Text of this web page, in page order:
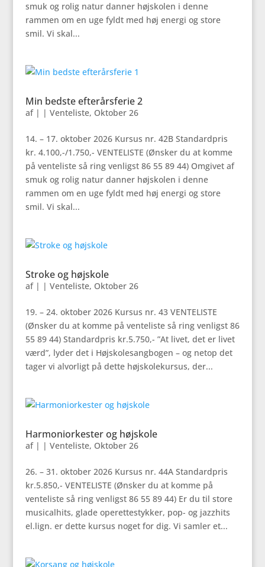
smuk og rolig natur danner højskolen i denne
rammen om en uge fyldt med høj energi og store
smil. Vi skal...
Min bedste efterårsferie 2
af | | Venteliste, Oktober 26
14. – 17. oktober 2026 Kursus nr. 42B Standardpris
kr. 4.100,-/1.750,- VENTELISTE (Ønsker du at komme
på venteliste så ring venligst 86 55 89 44) Omgivet af
smuk og rolig natur danner højskolen i denne
rammen om en uge fyldt med høj energi og store
smil. Vi skal...
Stroke og højskole
af | | Venteliste, Oktober 26
19. – 24. oktober 2026 Kursus nr. 43 VENTELISTE
(Ønsker du at komme på venteliste så ring venligst 86
55 89 44) Standardpris kr.5.750,- ”At livet, det er livet
værd”, lyder det i Højskolesangbogen – og netop det
tager vi alvorligt på dette højskolekursus, der...
Harmoniorkester og højskole
af | | Venteliste, Oktober 26
26. – 31. oktober 2026 Kursus nr. 44A Standardpris
kr.5.850,- VENTELISTE (Ønsker du at komme på
venteliste så ring venligst 86 55 89 44) Er du til store
musicalhits, glade operettestykker, pop- og jazzhits
el.lign. er dette kursus noget for dig. Vi samler et...